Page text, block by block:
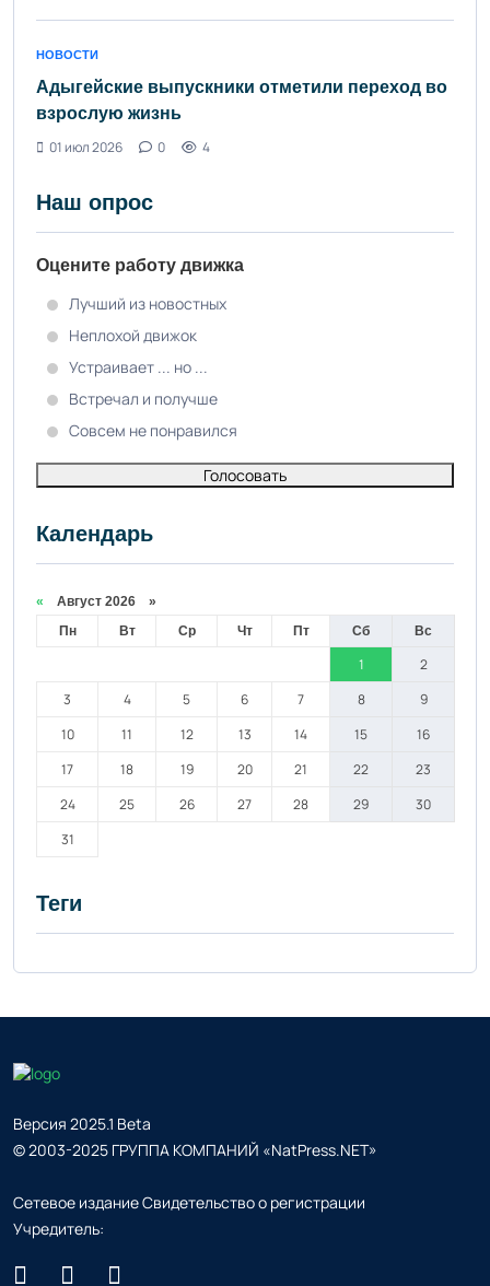
НОВОСТИ
Адыгейские выпускники отметили переход во
взрослую жизнь
01 июл 2026
0 4
Наш опрос
Оцените работу движка
Лучший из новостных
Неплохой движок
Устраивает ... но ...
Встречал и получше
Совсем не понравился
Голосовать
Календарь
« Август 2026 »
Пн
Вт Ср Чт Пт Сб Вс
1
2
3
4 5 6 7 8
9
10
11 12 13 14 15
16
17
18 19 20 21 22
23
24
25 26 27 28 29
30
31
Теги
Версия 2025.1 Beta
© 2003-2025 ГРУППА КОМПАНИЙ «NatPress.NET»
Сетевое издание Свидетельство о регистрации
Учредитель: